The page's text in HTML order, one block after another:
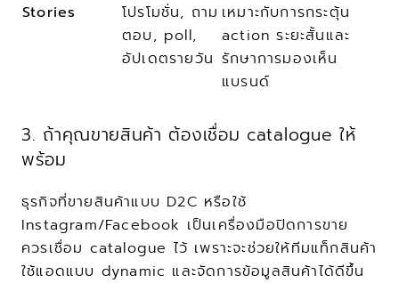
Stories
โปรโมชั่น, ถาม
ตอบ, poll,
อัปเดตรายวัน
เหมาะกับการกระตุ้น
action ระยะสั้นและ
รักษาการมองเห็น
แบรนด์
3. ถ้าคุณขายสินค้า ต้องเชื่อม catalogue ให้
พร้อม
ธุรกิจที่ขายสินค้าแบบ D2C หรือใช้
Instagram/Facebook เป็นเครื่องมือปิดการขาย
ควรเชื่อม catalogue ไว้ เพราะจะช่วยให้ทีมแท็กสินค้า
ใช้แอดแบบ dynamic และจัดการข้อมูลสินค้าได้ดีขึ้น